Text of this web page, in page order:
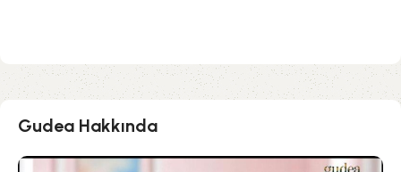
Gudea Hakkında